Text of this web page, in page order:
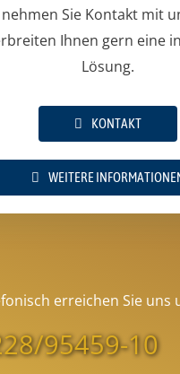
Sie Kontakt mit
Ihnen gern eine
Lösung.
KONTAKT
WEITERE
erreichen Sie uns
95459-10